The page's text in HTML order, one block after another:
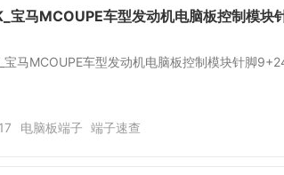
宝马MCOUPE车型发动机电脑板控制模
宝马MCOUPE车型发动机电脑板控制模块针脚
电脑板端子 端子速查